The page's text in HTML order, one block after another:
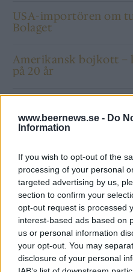
www.beernews.se - Do
Information
If you wish to opt-out of the
processing of your personal
targeted advertising by us,
section to confirm your
opt-out request is processed
interest-based ads based on
us or personal information
your opt-out. You may
disclosure of your personal
USA-importören om
Bolaget
Amerikansk bojkott –
på 20 år